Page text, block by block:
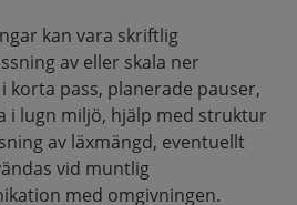
kan vara skriftlig
av eller skala ner
korta pass, planerade pauser,
i lugn miljö, hjälp med struktur
av läxmängd, eventuellt
vid muntlig
med omgivningen.